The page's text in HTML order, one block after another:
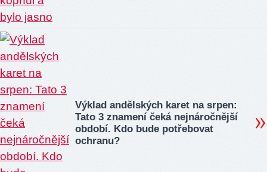
Výklad andělských karet na srpen:
Tato 3 znamení čeká nejnáročnější
období. Kdo bude potřebovat
ochranu?